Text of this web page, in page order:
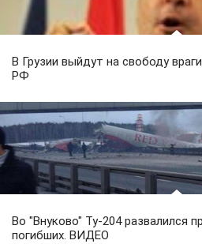
В Грузии выйдут на свободу
РФ
Во "Внуково" Ту-204 развалился
погибших. ВИДЕО